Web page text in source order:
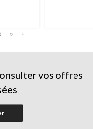
vos offres